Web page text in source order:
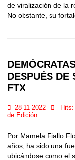
de viralización de la
No obstante, su
DESPUÉS DE
FTX
28-11-2022 Hits:
de Edición
Por Mamela Fiallo
años, ha sido una
ubicándose como el